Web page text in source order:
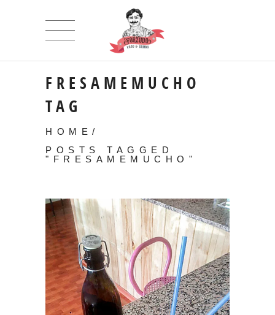
FRESAMEMUCHO
TAG
HOME /
POSTS TAGGED
"FRESAMEMUCHO"